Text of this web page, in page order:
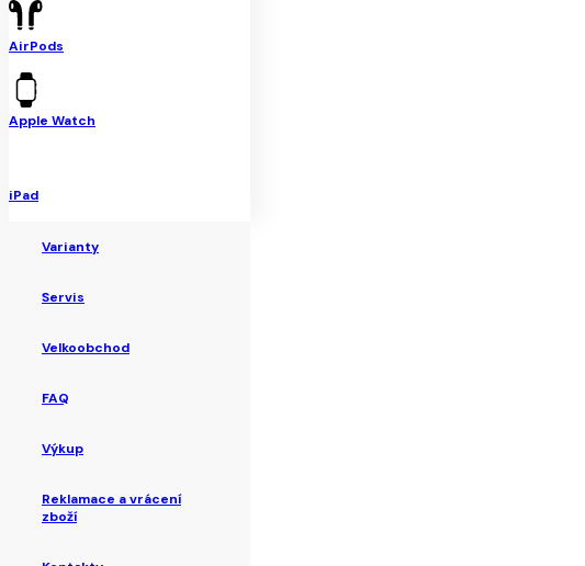
AirPods
Apple Watch
iPad
Varianty
Servis
Velkoobchod
FAQ
Výkup
Reklamace a vrácení
zboží